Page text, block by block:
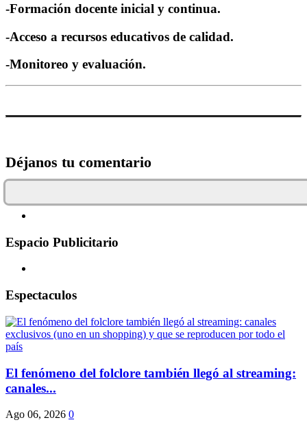
-Formación docente inicial y continua.
-Acceso a recursos educativos de calidad.
-Monitoreo y evaluación.
Déjanos tu comentario
Espacio Publicitario
Espectaculos
El fenómeno del folclore también llegó al streaming:
canales...
Ago 06, 2026 0